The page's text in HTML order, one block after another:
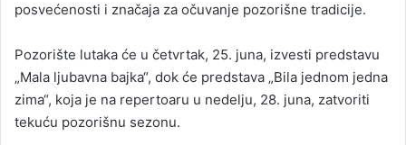
posvećenosti i značaja za očuvanje pozorišne tradicije.
Pozorište lutaka će u četvrtak, 25. juna, izvesti predstavu
„Mala ljubavna bajka“, dok će predstava „Bila jednom jedna
zima“, koja je na repertoaru u nedelju, 28. juna, zatvoriti
tekuću pozorišnu sezonu.